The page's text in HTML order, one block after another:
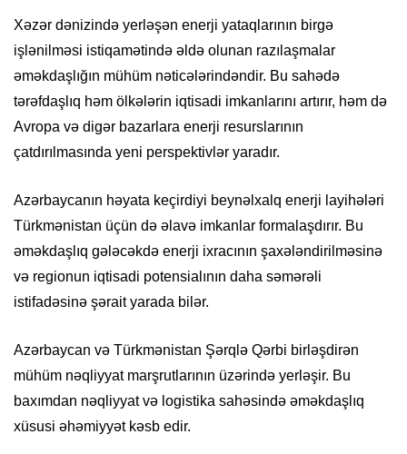
Xəzər dənizində yerləşən enerji yataqlarının birgə
işlənilməsi istiqamətində əldə olunan razılaşmalar
əməkdaşlığın mühüm nəticələrindəndir. Bu sahədə
tərəfdaşlıq həm ölkələrin iqtisadi imkanlarını artırır, həm də
Avropa və digər bazarlara enerji resurslarının
çatdırılmasında yeni perspektivlər yaradır.
Azərbaycanın həyata keçirdiyi beynəlxalq enerji layihələri
Türkmənistan üçün də əlavə imkanlar formalaşdırır. Bu
əməkdaşlıq gələcəkdə enerji ixracının şaxələndirilməsinə
və regionun iqtisadi potensialının daha səmərəli
istifadəsinə şərait yarada bilər.
Azərbaycan və Türkmənistan Şərqlə Qərbi birləşdirən
mühüm nəqliyyat marşrutlarının üzərində yerləşir. Bu
baxımdan nəqliyyat və logistika sahəsində əməkdaşlıq
xüsusi əhəmiyyət kəsb edir.